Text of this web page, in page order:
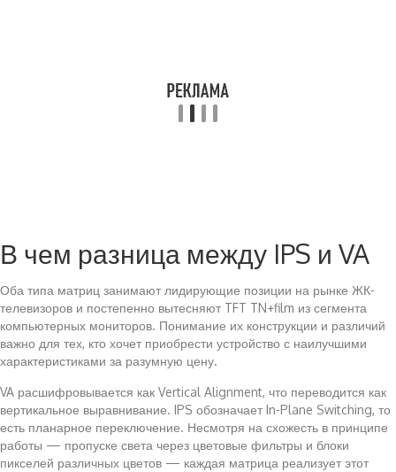
В чем разница между IPS и VA
Оба типа матриц занимают лидирующие позиции на рынке ЖК-
телевизоров и постепенно вытесняют TFT TN+film из сегмента
компьютерных мониторов. Понимание их конструкции и различий
важно для тех, кто хочет приобрести устройство с наилучшими
характеристиками за разумную цену.
VA расшифровывается как Vertical Alignment, что переводится как
вертикальное выравнивание. IPS обозначает In-Plane Switching, то
есть планарное переключение. Несмотря на схожесть в принципе
работы — пропуске света через цветовые фильтры и блоки
пикселей различных цветов — каждая матрица реализует этот